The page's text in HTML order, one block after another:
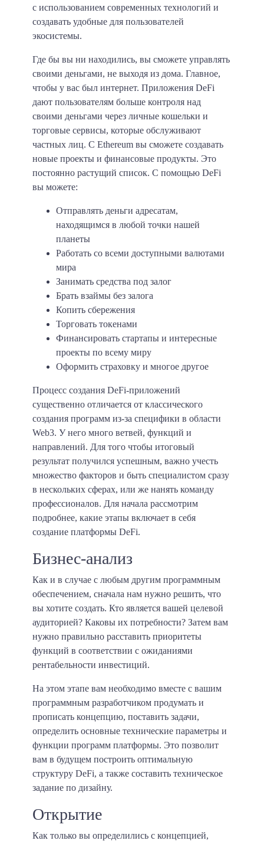
с использованием современных технологий и
создавать удобные для пользователей
экосистемы.
Где бы вы ни находились, вы сможете управлять
своими деньгами, не выходя из дома. Главное,
чтобы у вас был интернет. Приложения DeFi
дают пользователям больше контроля над
своими деньгами через личные кошельки и
торговые сервисы, которые обслуживают
частных лиц. С Ethereum вы сможете создавать
новые проекты и финансовые продукты. Это
постоянно растущий список. С помощью DeFi
вы можете:
Отправлять деньги адресатам,
находящимся в любой точки нашей
планеты
Работать со всеми доступными валютами
мира
Занимать средства под залог
Брать взаймы без залога
Копить сбережения
Торговать токенами
Финансировать стартапы и интересные
проекты по всему миру
Оформить страховку и многое другое
Процесс создания DeFi-приложений
существенно отличается от классического
создания программ из-за специфики в области
Web3. У него много ветвей, функций и
направлений. Для того чтобы итоговый
результат получился успешным, важно учесть
множество факторов и быть специалистом сразу
в нескольких сферах, или же нанять команду
профессионалов. Для начала рассмотрим
подробнее, какие этапы включает в себя
создание платформы DeFi.
Бизнес-анализ
Как и в случае с любым другим программным
обеспечением, сначала нам нужно решить, что
вы хотите создать. Кто является вашей целевой
аудиторией? Каковы их потребности? Затем вам
нужно правильно расставить приоритеты
функций в соответствии с ожиданиями
рентабельности инвестиций.
На этом этапе вам необходимо вместе с вашим
программным разработчиком продумать и
прописать концепцию, поставить задачи,
определить основные технические параметры и
функции программ платформы. Это позволит
вам в будущем построить оптимальную
структуру DeFi, а также составить техническое
задание по дизайну.
Открытие
Как только вы определились с концепцией,